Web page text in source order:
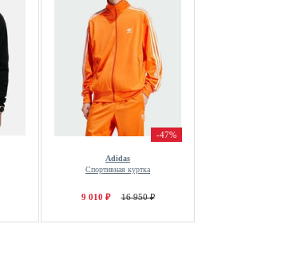
-47%
Adidas
Спортивная куртка
9 010 ₽ 16 950 ₽